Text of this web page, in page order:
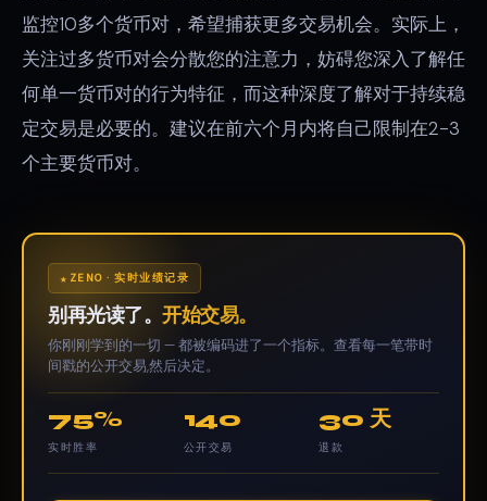
监控10多个货币对，希望捕获更多交易机会。实际上，
关注过多货币对会分散您的注意力，妨碍您深入了解任
何单一货币对的行为特征，而这种深度了解对于持续稳
定交易是必要的。建议在前六个月内将自己限制在2-3
个主要货币对。
ZENO · 实时业绩记录
别再光读了。 开始交易。
你刚刚学到的一切 — 都被编码进了一个指标。查看每一笔带时
间戳的公开交易,然后决定。
75%
实时胜率
140
公开交易
30 天
退款